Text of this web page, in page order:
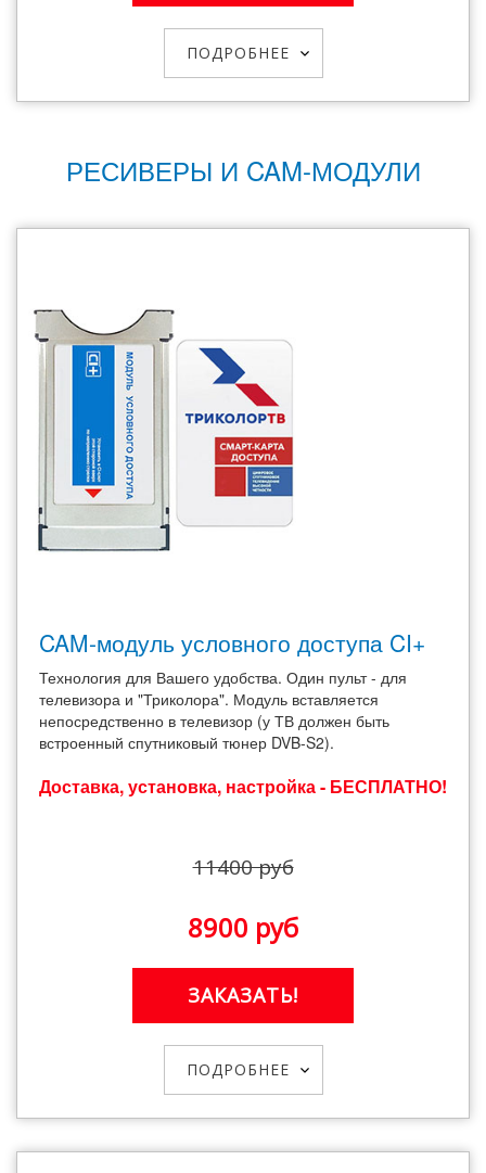
ПОДРОБНЕЕ
РЕСИВЕРЫ И CAM-МОДУЛИ
CAM-модуль условного доступа CI+
Технология для Вашего удобства. Один пульт - для
телевизора и "Триколора". Модуль вставляется
непосредственно в телевизор (у ТВ должен быть
встроенный спутниковый тюнер DVB-S2).
Доставка, установка, настройка - БЕСПЛАТНО!
11400 руб
8900 руб
ЗАКАЗАТЬ!
ПОДРОБНЕЕ